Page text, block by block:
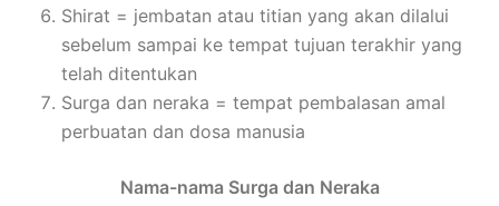
Shirat = jembatan atau titian yang akan dilalui
sebelum sampai ke tempat tujuan terakhir yang
telah ditentukan
Surga dan neraka = tempat pembalasan amal
perbuatan dan dosa manusia
Nama-nama Surga dan Neraka